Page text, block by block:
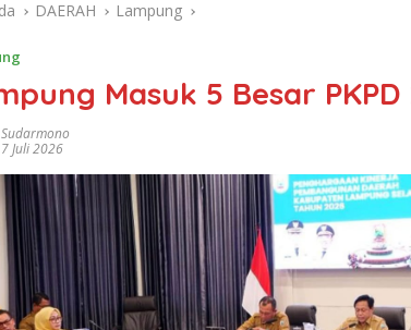
DAERAH Lampung
Masuk 5 Besar PKPD
Sudarmono
7 Juli 2026